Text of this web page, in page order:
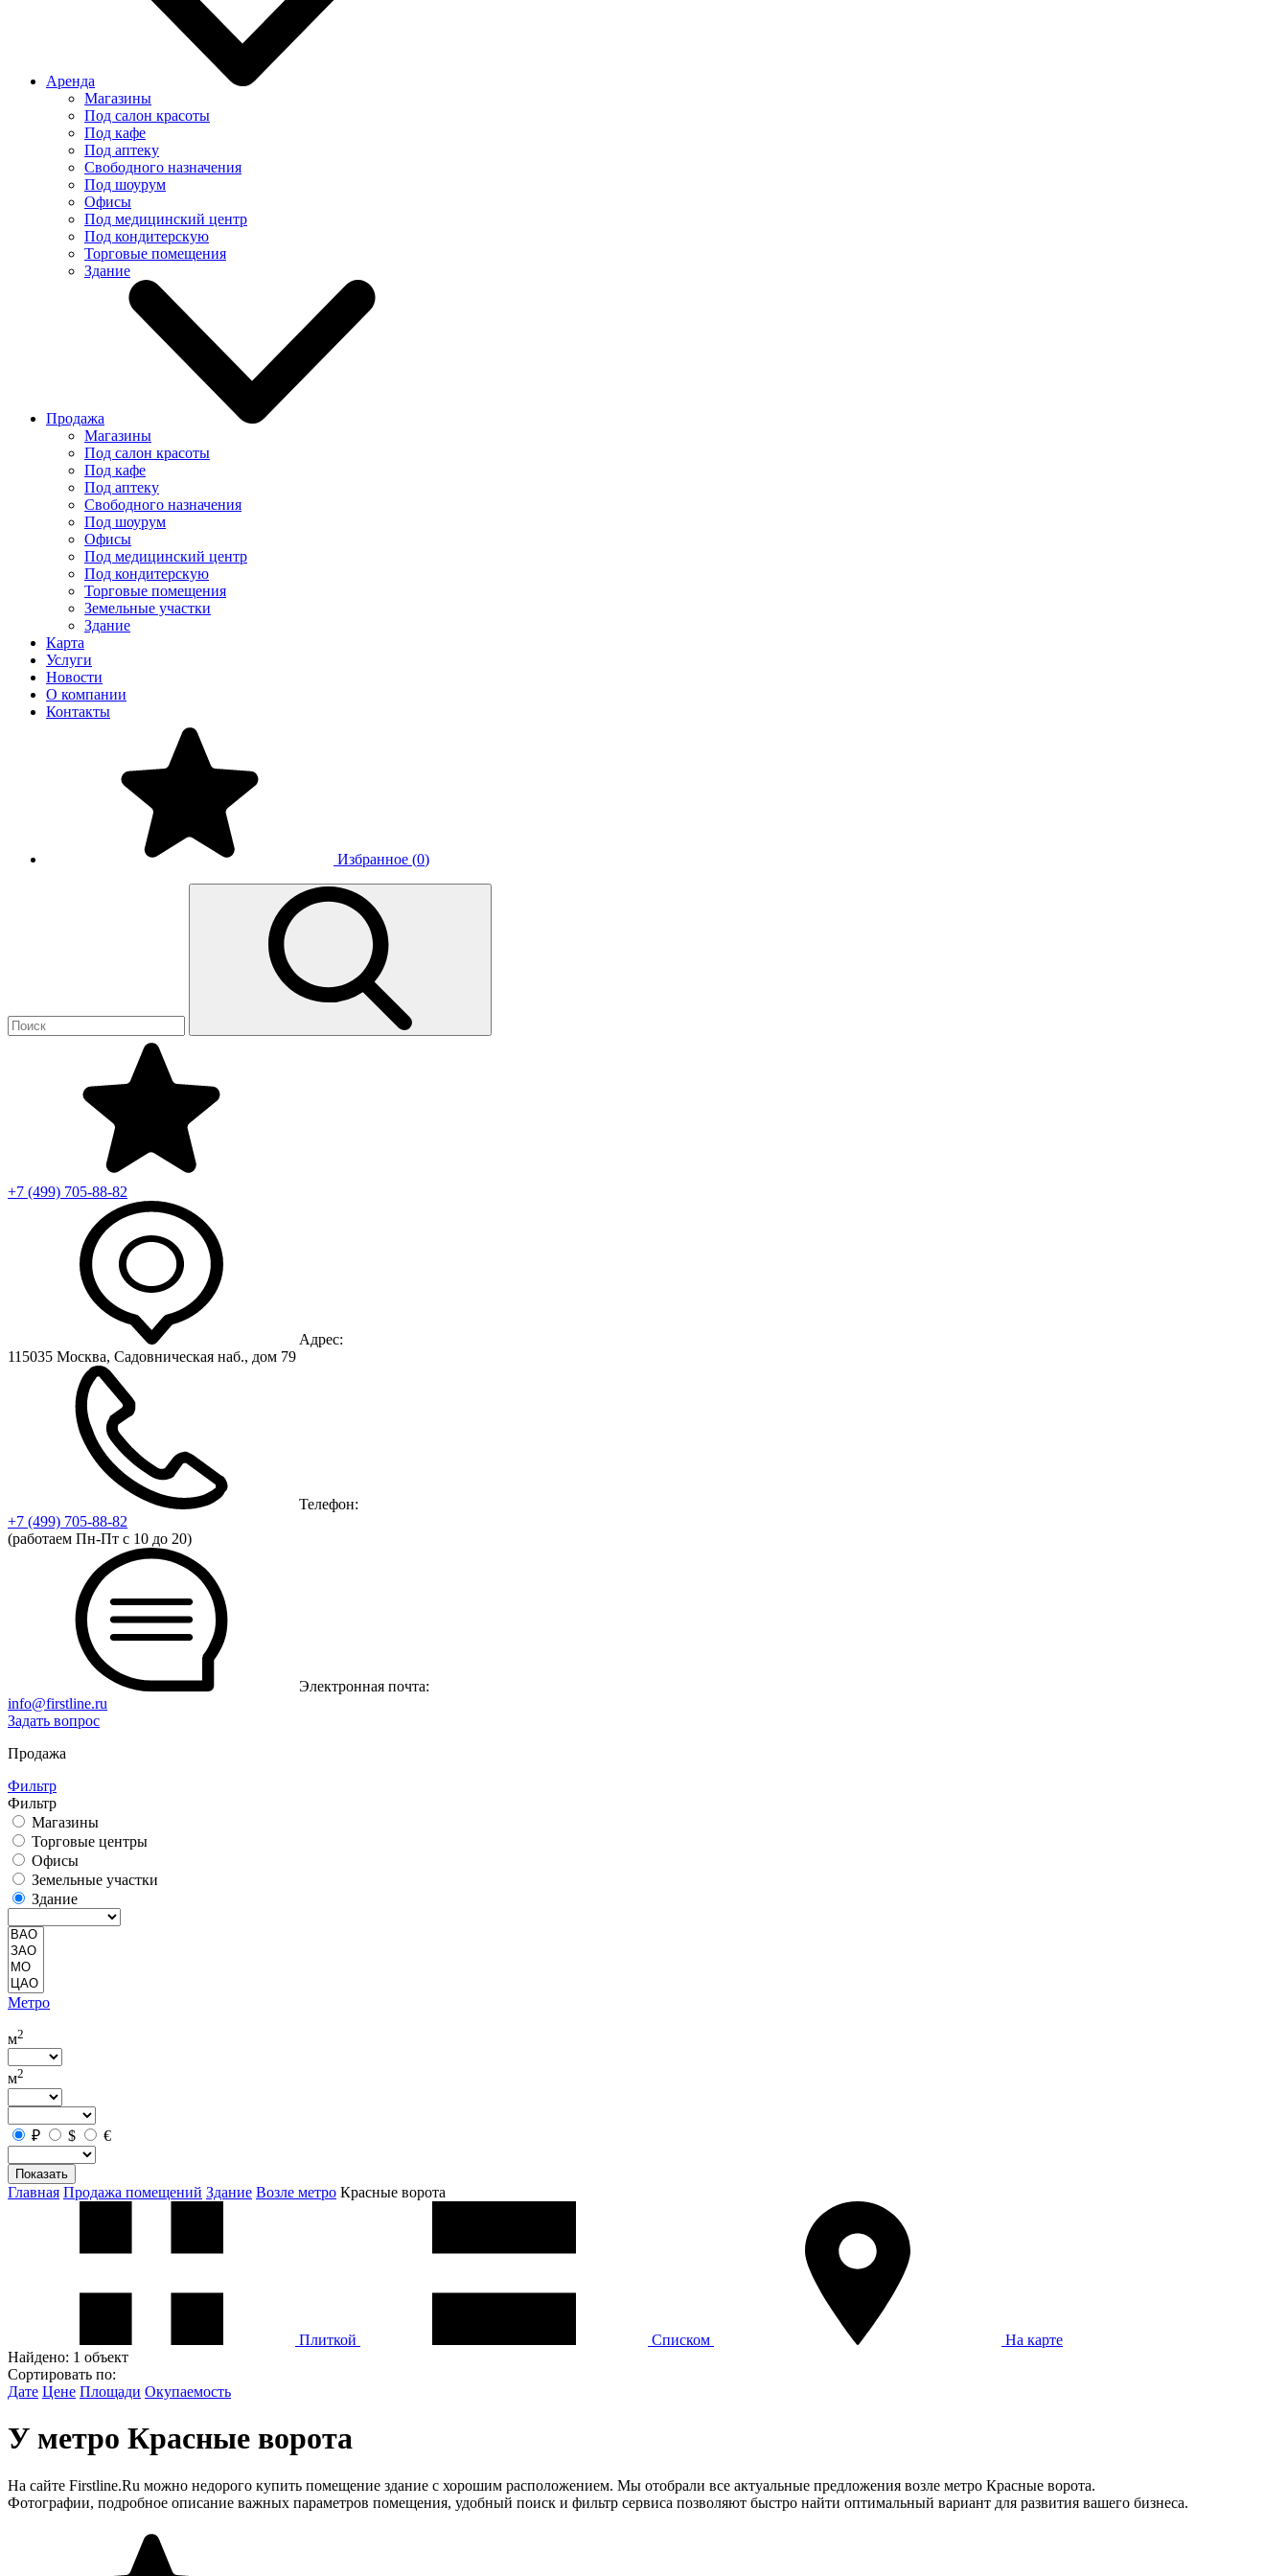
Аренда
Магазины
Под салон красоты
Под кафе
Под аптеку
Свободного назначения
Под шоурум
Офисы
Под медицинский центр
Под кондитерскую
Торговые помещения
Здание
Продажа
Магазины
Под салон красоты
Под кафе
Под аптеку
Свободного назначения
Под шоурум
Офисы
Под медицинский центр
Под кондитерскую
Торговые помещения
Земельные участки
Здание
Карта
Услуги
Новости
О компании
Контакты
Избранное (0)
+7 (499) 705-88-82
Адрес:
115035 Москва, Садовническая наб., дом 79
Телефон:
+7 (499) 705-88-82
(работаем Пн-Пт с 10 до 20)
Электронная почта:
info@firstline.ru
Задать вопрос
Продажа
Фильтр
Фильтр
Магазины
Торговые центры
Офисы
Земельные участки
Здание
Метро
м2
м2
₽ $ €
Показать
Главная Продажа помещений Здание Возле метро Красные ворота
Плиткой Списком
На карте
Найдено: 1 объект
Сортировать по:
Дате Цене Площади Окупаемость
У метро Красные ворота
На сайте Firstline.Ru можно недорого купить помещение здание с хорошим расположением. Мы отобрали все актуальные предложения возле метро Красные ворота.
Фотографии, подробное описание важных параметров помещения, удобный поиск и фильтр сервиса позволяют быстро найти оптимальный вариант для развития вашего бизнеса.